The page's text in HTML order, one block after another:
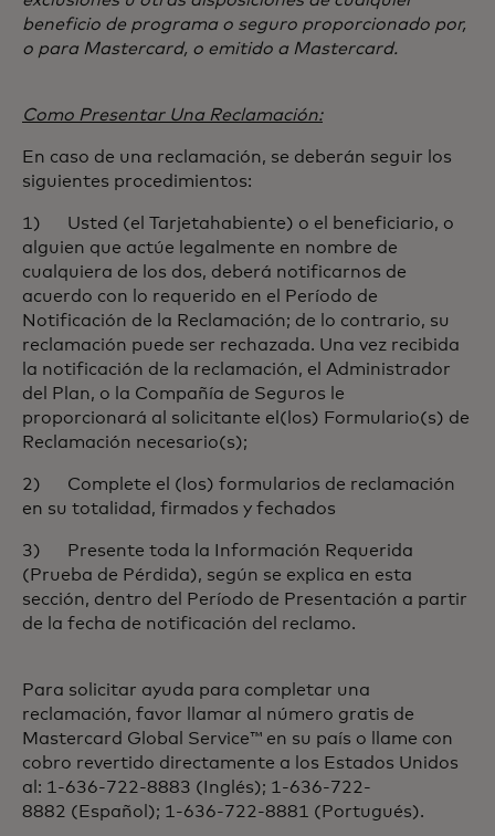
beneficio de programa o seguro proporcionado por,
o para Mastercard, o emitido a Mastercard.
Como Presentar Una Reclamación:
En caso de una reclamación, se deberán seguir los
siguientes procedimientos:
1) Usted (el Tarjetahabiente) o el beneficiario, o
alguien que actúe legalmente en nombre de
cualquiera de los dos, deberá notificarnos de
acuerdo con lo requerido en el Período de
Notificación de la Reclamación; de lo contrario, su
reclamación puede ser rechazada. Una vez recibida
la notificación de la reclamación, el Administrador
del Plan, o la Compañía de Seguros le
proporcionará al solicitante el(los) Formulario(s) de
Reclamación necesario(s);
2) Complete el (los) formularios de reclamación
en su totalidad, firmados y fechados
3) Presente toda la Información Requerida
(Prueba de Pérdida), según se explica en esta
sección, dentro del Período de Presentación a partir
de la fecha de notificación del reclamo.
Para solicitar ayuda para completar una
reclamación, favor llamar al número gratis de
Mastercard Global Service™ en su país o llame con
cobro revertido directamente a los Estados Unidos
al: 1-636-722-8883 (Inglés); 1-636-722-
8882 (Español); 1-636-722-8881 (Portugués).